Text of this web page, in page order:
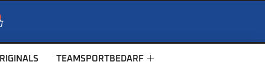
TEAMSPORTBEDARF